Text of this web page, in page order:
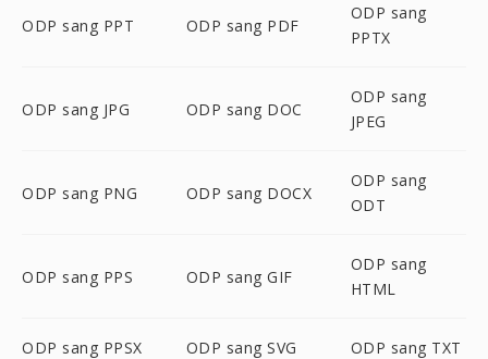
ODP sang PPT ODP sang PDF
ODP sang
PPTX
ODP sang JPG ODP sang DOC
ODP sang
JPEG
ODP sang PNG ODP sang DOCX
ODP sang
ODT
ODP sang PPS ODP sang GIF
ODP sang
HTML
ODP sang PPSX ODP sang SVG ODP sang TXT